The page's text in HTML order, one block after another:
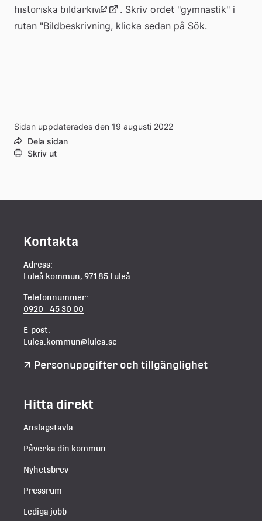
historiska bildarkiv
Länk till annan webbplats, öppnas
Länk. Skriv ordet "gymnastik" i
rutan "Bildbeskrivning, klicka sedan på Sök.
Sidan uppdaterades den 19 augusti 2022
Dela sidan
Skriv ut
Kontakta
Adress:
Luleå kommun, 971 85 Luleå
Telefonnummer:
0920 - 45 30 00
E-post:
Lulea.kommun@lulea.se
Personuppgifter och tillgänglighet
Hitta direkt
Anslagstavla
Påverka din kommun
Nyhetsbrev
Pressrum
Lediga jobb